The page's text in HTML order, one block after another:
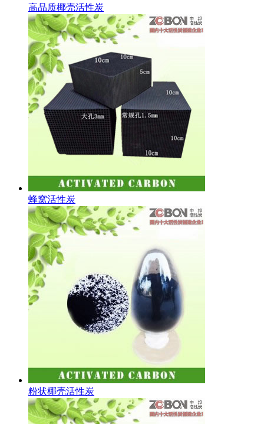
高品质椰壳活性炭
蜂窝活性炭
粉状椰壳活性炭